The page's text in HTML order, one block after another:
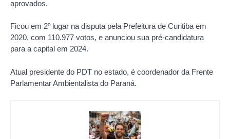
aprovados.
Ficou em 2º lugar na disputa pela Prefeitura de Curitiba em
2020, com 110.977 votos, e anunciou sua pré-candidatura
para a capital em 2024.
Atual presidente do PDT no estado, é coordenador da Frente
Parlamentar Ambientalista do Paraná.